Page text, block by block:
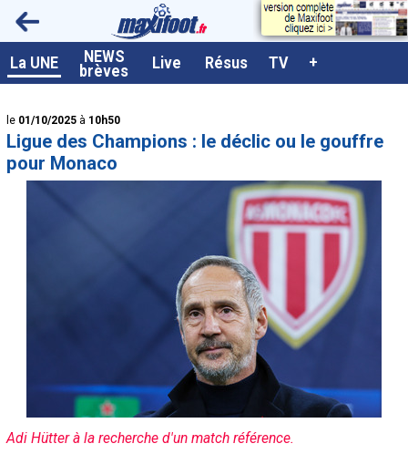
La UNE NEWS
brèves Live Résus TV +
<
le 01/10/2025 à 10h50
Ligue des Champions : le déclic ou le gouffre
pour Monaco
Adi Hütter à la recherche d'un match référence.
A la UNE
Live / Matchs en direct
Résultats et Classements
Paramètrages / Options
Contact / Signaler un bug